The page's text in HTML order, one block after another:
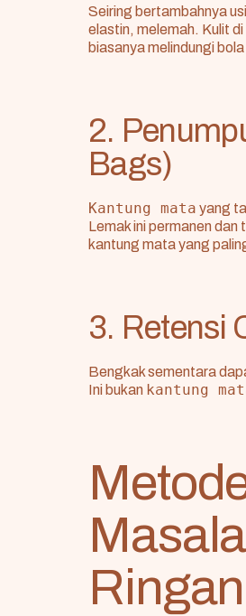
Seiring bertambahnya
elastin, melemah. Kulit
biasanya melindungi
2.
Bags)
Kantung mata yang
Lemak ini permanen dan
kantung mata yang
3. Retensi
Bengkak sementara
Ini bukan kantung
Ringan